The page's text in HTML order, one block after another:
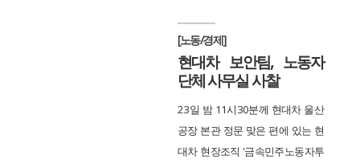
[노동/경제]
현대차 보안팀, 노동자
단체 사무실 사찰
23일 밤 11시30분께 현대차 울산
공장 본관 정문 맞은 편에 있는 현
대차 현장조직 '금속민주노동자투